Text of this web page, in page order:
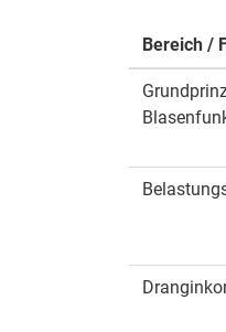
Bereich /